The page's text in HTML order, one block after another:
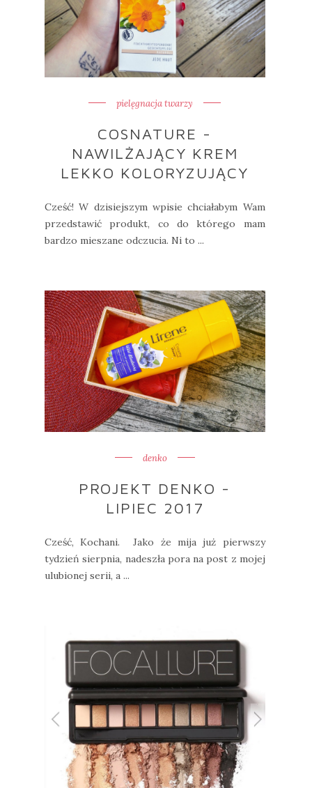
pielęgnacja twarzy
COSNATURE -
NAWILŻAJĄCY KREM
LEKKO KOLORYZUJĄCY
Cześć! W dzisiejszym wpisie chciałabym Wam
przedstawić produkt, co do którego mam
bardzo mieszane odczucia. Ni to ...
denko
PROJEKT DENKO -
LIPIEC 2017
Cześć, Kochani. Jako że mija już pierwszy
tydzień sierpnia, nadeszła pora na post z mojej
ulubionej serii, a ...